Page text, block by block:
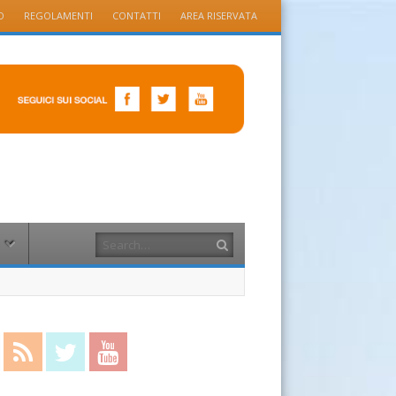
REGOLAMENTI CONTATTI AREA RISERVATA
Search
RSS Feed Twitter